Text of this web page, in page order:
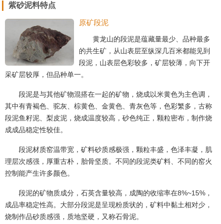
紫砂泥料特点
原矿段泥
黄龙山的段泥是蕴藏量最少、品种最多
的共生矿，从山表层至纵深几百米都能见到
段泥，山表层色彩较多，矿层较薄，向下开
采矿层较厚，但品种单一。
段泥是与其他矿物混搭在一起的矿物，烧成以米黄色为主色调，
其中有青褐色、驼灰、棕黄色、金黄色、青灰色等，色彩繁多，古称
段泥鱼籽泥、梨皮泥，烧成温度较高，砂色纯正，颗粒密布，制作烧
成成品稳定性较佳。
段泥材质窑温带宽，矿料砂质感极强，颗粒丰盛，色泽丰凝，肌
理层次感强，厚重古朴，胎骨坚质。不同的段泥类矿料、不同的窑火
控制能产生许多颜色。
段泥的矿物质成分，石英含量较高，成陶的收缩率在8%~15%，
成品率稳定性高。大部分段泥是呈现粉质状的，矿料中黏土相对少，
烧制作品砂质感强，质地坚硬，又称石骨泥。